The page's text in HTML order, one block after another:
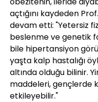
açtığını kaydeden
devam etti: "Yetersiz
beslenme ve genetik
bile hipertansiyon
yaşta kalp hastalığı
altında olduğu bilinir.
maddeleri, gençlerde
etkileyebilir."